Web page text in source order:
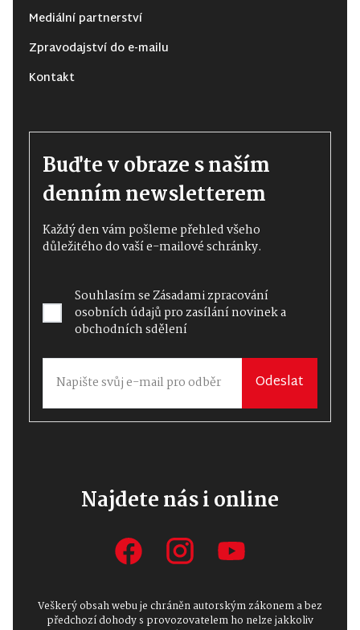
Mediální partnerství
Zpravodajství do e-mailu
Kontakt
Buďte v obraze s naším
denním newsletterem
Každý den vám pošleme přehled všeho
důležitého do vaší e-mailové schránky.
Souhlasím seZásadami zpracování
osobních údajůpro zasílání novinek a
obchodních sdělení
Odeslat
Najdete nás i online
Veškerý obsah webu je chráněn autorským zákonem a bez
předchozí dohody s provozovatelem ho nelze jakkoliv